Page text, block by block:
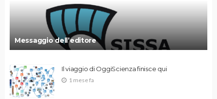
Messaggio dell’editore
Il viaggio di OggiScienza finisce qui
1 mese fa